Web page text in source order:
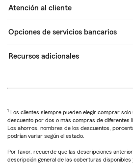
Atención al cliente
Opciones de servicios bancarios
Recursos adicionales
1 Los clientes siempre pueden elegir comprar solo
descuento por dos o más compras de diferentes
Los ahorros, nombres de los descuentos,
podrían variar según el estado.
Por favor, recuerde que las descripciones
descripción general de las coberturas disponibles